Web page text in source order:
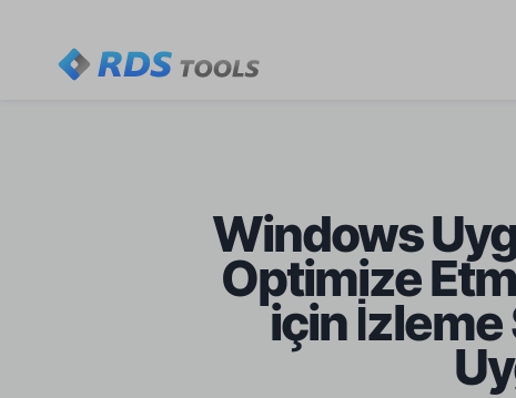
Windows
Optimize
için İzleme